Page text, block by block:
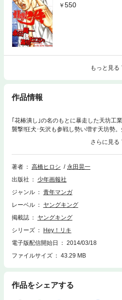
550
もっと見る
作品情報
｢花椿潰し｣の名のもとに暴走した天坊工
襲撃!狂犬･矢沢も参戦し勢い増す天坊勢
の三好だったが、途中で菊雄ら花椿勢が
著者 高橋ヒロシ
永田晃一
出版社
少年画報社
ジャンル
青年マンガ
レーベル
ヤングキング
掲載誌
ヤングキング
シリーズ
Hey！リキ
電子版配信開始日
2014/03/18
ファイルサイズ
43.29 MB
作品をシェアする